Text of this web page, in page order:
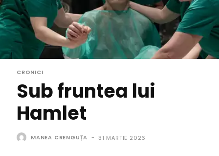
CRONICI
Sub fruntea lui
Hamlet
MANEA CRENGUȚA - 31 MARTIE 2026